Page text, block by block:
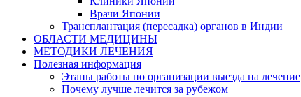
Врачи Японии
Трансплантация (пересадка) органов в Индии
ОБЛАСТИ МЕДИЦИНЫ
МЕТОДИКИ ЛЕЧЕНИЯ
Полезная информация
Этапы работы по организации выезда на лечение
Почему лучше лечится за рубежом